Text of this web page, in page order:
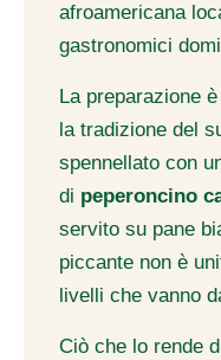
afroamericana
gastronomici
La preparazione
la tradizione del
spennellato con
di peperoncino
servito su pane
piccante non è
livelli che vanno
Ciò che lo rende